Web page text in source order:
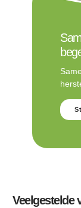
Veelgestelde